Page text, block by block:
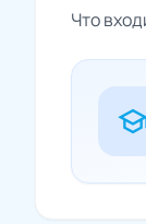
Что